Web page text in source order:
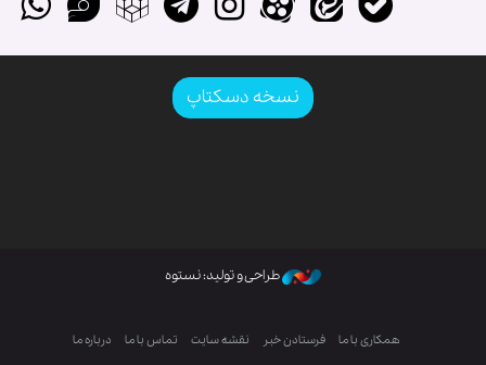
نسخه دسکتاپ
طراحی و تولید: نستوه
همکاری با ما فرستادن خبر نقشه سایت تماس با ما درباره ما